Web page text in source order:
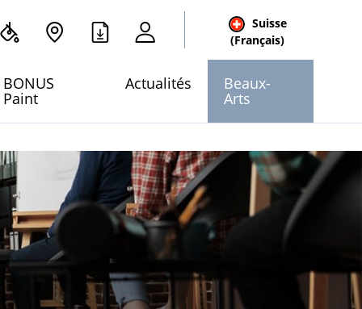
Suisse
(Français)
BONUS
Paint
Actualités Beaux-
Arts